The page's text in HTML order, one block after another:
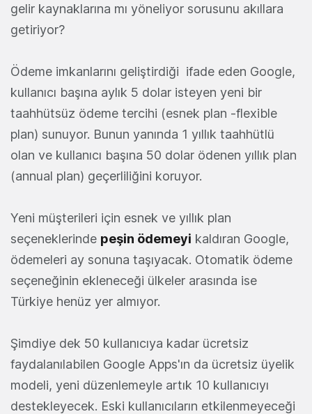
gelir kaynaklarına mı yöneliyor sorusunu akıllara
getiriyor?
Ödeme imkanlarını geliştirdiği ifade eden Google,
kullanıcı başına aylık 5 dolar isteyen yeni bir
taahhütsüz ödeme tercihi (esnek plan -flexible
plan) sunuyor. Bunun yanında 1 yıllık taahhütlü
olan ve kullanıcı başına 50 dolar ödenen yıllık plan
(annual plan) geçerliliğini koruyor.
Yeni müşterileri için esnek ve yıllık plan
seçeneklerinde peşin ödemeyi kaldıran Google,
ödemeleri ay sonuna taşıyacak. Otomatik ödeme
seçeneğinin ekleneceği ülkeler arasında ise
Türkiye henüz yer almıyor.
Şimdiye dek 50 kullanıcıya kadar ücretsiz
faydalanılabilen Google Apps'ın da ücretsiz üyelik
modeli, yeni düzenlemeyle artık 10 kullanıcıyı
destekleyecek. Eski kullanıcıların etkilenmeyeceği